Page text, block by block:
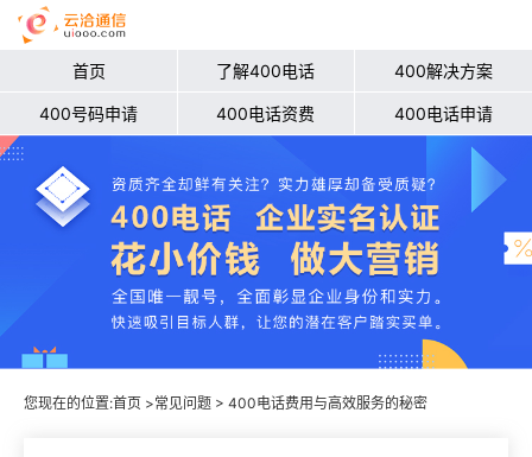
首页 了解400电话 400解决方案
400号码申请 400电话资费 400电话申请
您现在的位置:首页 >常见问题 > 400电话费用与高效服务的秘密